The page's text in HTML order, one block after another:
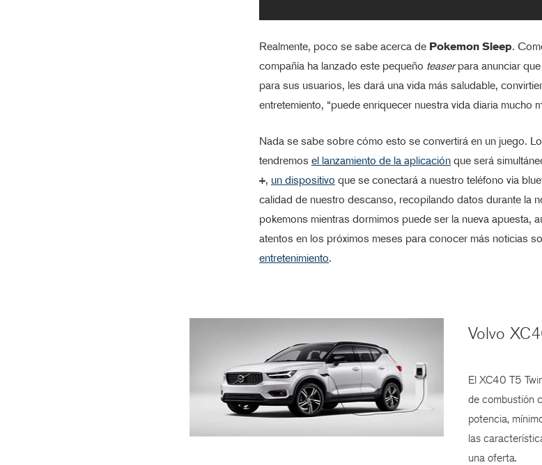
Realmente, poco se sabe acerca de Pokemon Sleep.
compañía ha lanzado este pequeño teaserpara anunciar
para sus usuarios, les dará una vida más saludable,
entretemiento, “puede enriquecer nuestra vida diaria mucho
Nada se sabe sobre cómo esto se convertirá en un juego.
tendremos el lanzamiento de la aplicación que será
+, un dispositivo que se conectará a nuestro teléfono vía
calidad de nuestro descanso, recopilando datos durante la
pokemons mientras dormimos puede ser la nueva apuesta,
atentos en los próximos meses para conocer más noticias
entretenimiento.
Volvo
El XC40 T5
de combustión
potencia,
las
una oferta.